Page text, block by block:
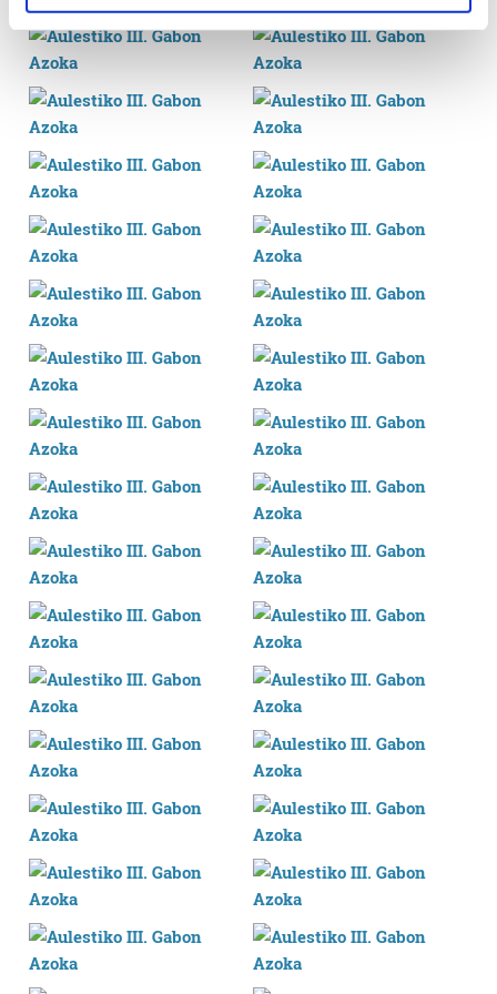
specific characteristics (fingerprinting)
Find out more about how your personal data is processed
and set your preferences in thedetails section
Guk eta gure bazkideek zure datu pertsonalak
prozesatzen ditugu, zure IP zenbakia, besteak beste,
teknologia erabiliz, cookieak adibidez, iragarki eta eduki
pertsonalizatuak eskaintzeko, iragarkiak eta edukia
neurtzeko, jendeari buruzko informazioa biltzeko eta
produktuak garatzeko. Zure datuak nork eta zertarako
erabiltzen dituen hauta dezakezu.
interes komertzial legitimoetan babesten dira. Ikusi gure
bazkideen zerrenda, beren ustez zein helburutarako
duten interes legitimoa eta horren aurka nola egin
dezakezun ikusteko.
Lortu zure datu pertsonalak prozesatzeko moduari
buruzko informazio gehiago eta ezarri zure lehentasunak
datuen atalean. Edozein unetan alda edo ken dezakezu
zure baimena Cookieen adierazpenean.
Webgune honek cookie propioak eta hirugarrenen cookie-
fitxategiak erabiltzen ditu. Zure esperientzia eta
zerbitzuak hobetzeko asmoz, cookie teknologiaz
baliatzen gara. Ohar hau onartuz gero, teknologia hori
erabiltzeko baimen esplizitua ematen diguzu.Gehiago
irakurri